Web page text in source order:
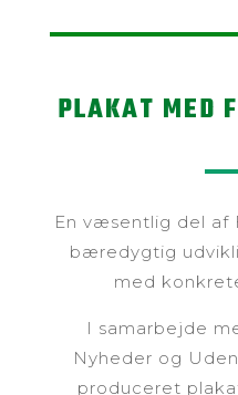
PLAKAT MED
En væsentlig del af
bæredygtig
med
I samarbejde
Nyheder og
produceret